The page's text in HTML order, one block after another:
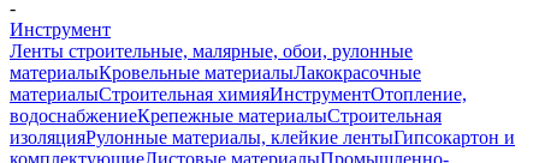
-
Инструмент
Ленты строительные, малярные, обои, рулонные
материалыКровельные материалыЛакокрасочные
материалыСтроительная химияИнструментОтопление,
водоснабжениеКрепежные материалыСтроительная
изоляцияРулонные материалы, клейкие лентыГипсокартон и
комплектующиеЛистовые материалыПромышленно-